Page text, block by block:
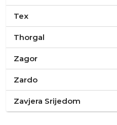
Tex
Thorgal
Zagor
Zardo
Zavjera Srijedom